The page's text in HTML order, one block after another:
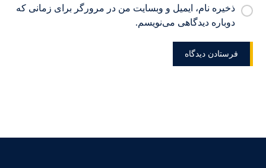
ذخیره نام، ایمیل و وبسایت من در مرورگر برای زمانی که
دوباره دیدگاهی می‌نویسم.